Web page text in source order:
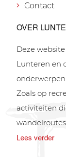
Contact
OVER
Deze
Lunteren en
onderwerpen.
Zoals op
activiteiten
Lees verder